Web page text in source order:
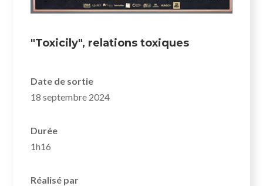
"Toxicily", relations toxiques
Date de sortie
18 septembre 2024
Durée
1h16
Réalisé par